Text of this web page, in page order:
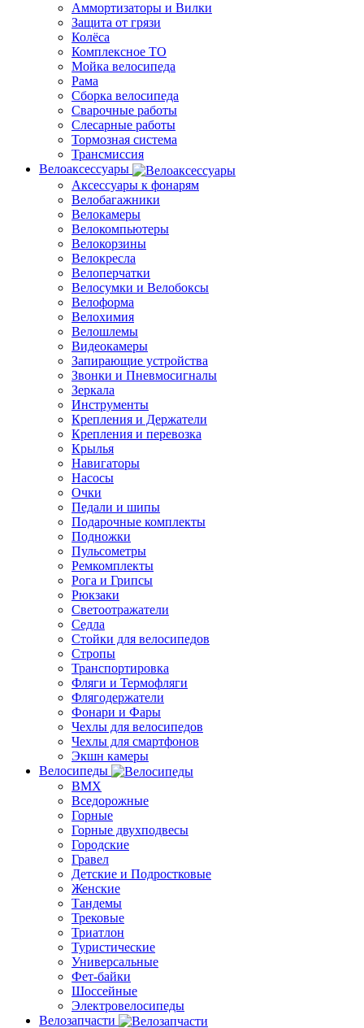
Аммортизаторы и Вилки
Защита от грязи
Колёса
Комплексное ТО
Мойка велосипеда
Рама
Сборка велосипеда
Сварочные работы
Слесарные работы
Тормозная система
Трансмиссия
Велоаксессуары
Аксессуары к фонарям
Велобагажники
Велокамеры
Велокомпьютеры
Велокорзины
Велокресла
Велоперчатки
Велосумки и Велобоксы
Велоформа
Велохимия
Велошлемы
Видеокамеры
Запирающие устройства
Звонки и Пневмосигналы
Зеркала
Инструменты
Крепления и Держатели
Крепления и перевозка
Крылья
Навигаторы
Насосы
Очки
Педали и шипы
Подарочные комплекты
Подножки
Пульсометры
Ремкомплекты
Рога и Грипсы
Рюкзаки
Светоотражатели
Седла
Стойки для велосипедов
Стропы
Транспортировка
Фляги и Термофляги
Флягодержатели
Фонари и Фары
Чехлы для велосипедов
Чехлы для смартфонов
Экшн камеры
Велосипеды
BMX
Вседорожные
Горные
Горные двухподвесы
Городские
Гравел
Детские и Подростковые
Женские
Тандемы
Трековые
Триатлон
Туристические
Универсальные
Фет-байки
Шоссейные
Электровелосипеды
Велозапчасти